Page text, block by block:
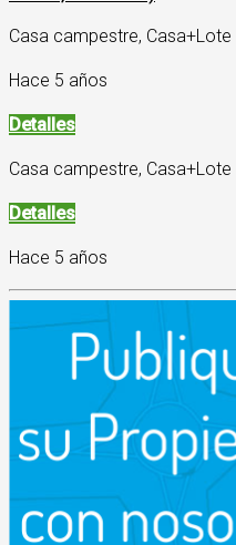
Casa campestre, Casa+Lote
Hace 5 años
Detalles
Casa campestre, Casa+Lote
Detalles
Hace 5 años